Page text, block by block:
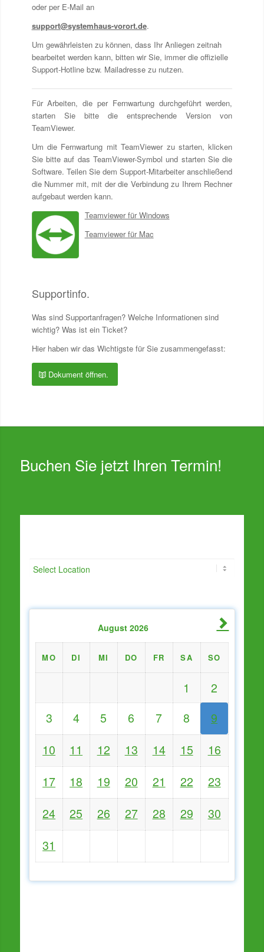
oder per E-Mail an
support@systemhaus-vorort.de.
Um gewährleisten zu können, dass Ihr Anliegen zeitnah
bearbeitet werden kann, bitten wir Sie, immer die offizielle
Support-Hotline bzw. Mailadresse zu nutzen.
Für Arbeiten, die per Fernwartung durchgeführt werden,
starten Sie bitte die entsprechende Version von
TeamViewer.
Um die Fernwartung mit TeamViewer zu starten, klicken
Sie bitte auf das TeamViewer-Symbol und starten Sie die
Software. Teilen Sie dem Support-Mitarbeiter anschließend
die Nummer mit, mit der die Verbindung zu Ihrem Rechner
aufgebaut werden kann.
Teamviewer für Windows
Teamviewer für Mac
Supportinfo.
Was sind Supportanfragen? Welche Informationen sind
wichtig? Was ist ein Ticket?
Hier haben wir das Wichtigste für Sie zusammengefasst:
Dokument öffnen.
Buchen Sie jetzt Ihren Termin!
August 2026
MO DI MI DO FR SA SO
1
2
3
4 5 6 7 8
9
10
11 12 13 14 15
16
17
18 19 20 21 22
23
24
25 26 27 28 29
30
31